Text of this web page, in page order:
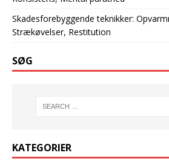
Skadesforebyggende teknikker:
Strækøvelser, Restitution
SØG
KATEGORIER